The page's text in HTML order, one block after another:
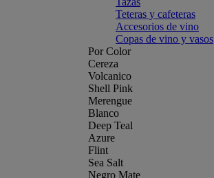
Teteras y cafeteras
Accesorios de vino
Copas de vino y vasos
Por Color
Cereza
Volcanico
Shell Pink
Merengue
Blanco
Deep Teal
Azure
Flint
Sea Salt
Negro Mate